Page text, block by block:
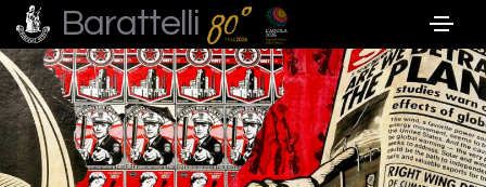
Barattelli